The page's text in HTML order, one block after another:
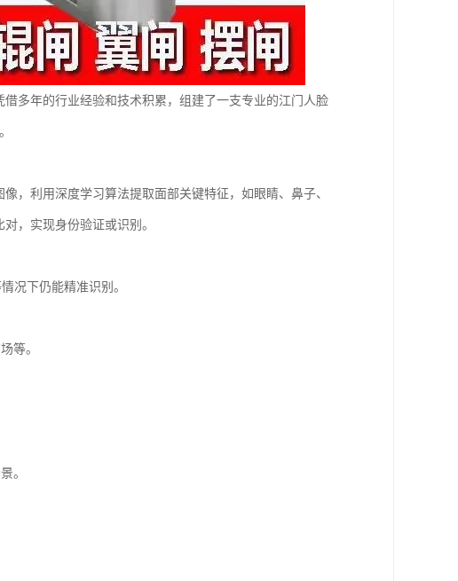
多年的行业经验和技术积累，组建了一支专业的江门人脸
，利用深度学习算法提取面部关键特征，如眼睛、鼻子、
，实现身份验证或识别。
况下仍能精准识别。
等。
。